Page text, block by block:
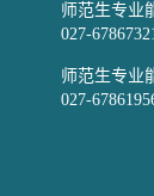
师范生专业
027-
师范生专业
027-